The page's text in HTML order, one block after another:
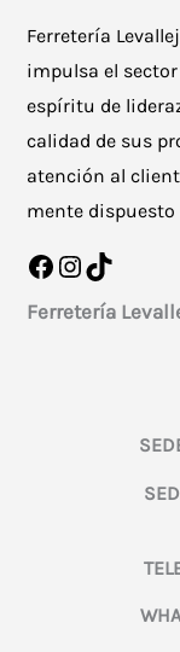
Ferretería
impulsa el
espíritu de
calidad de sus
atención al
mente
Facebook
Instagram
TikTok
Ferretería